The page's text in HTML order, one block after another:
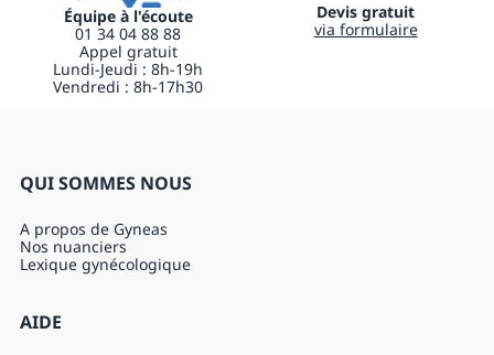
Équipe à l'écoute
01 34 04 88 88
Appel gratuit
Lundi-Jeudi : 8h-19h
Vendredi : 8h-17h30
Devis gratuit
via formulaire
QUI SOMMES NOUS
A propos de Gyneas
Nos nuanciers
Lexique gynécologique
AIDE